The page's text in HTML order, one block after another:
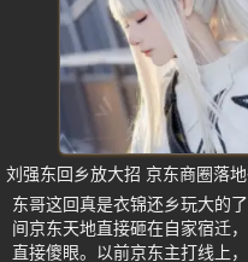
刘强东回乡放大招 京东商圈落
东哥这回真是衣锦还乡玩大的
间京东天地直接砸在自家宿迁
直接傻眼。以前京东主打线上